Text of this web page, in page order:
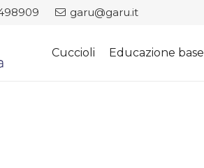
garu@garu.it
Cuccioli Educazione base